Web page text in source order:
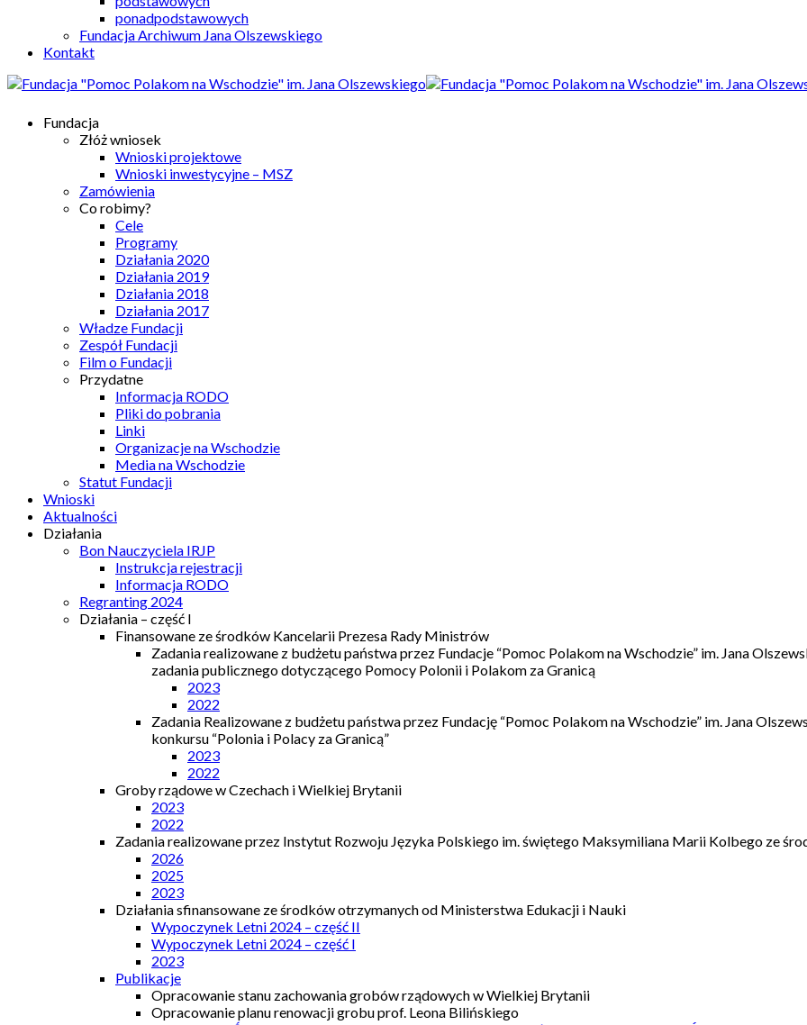
ponadpodstawowych
Fundacja Archiwum Jana Olszewskiego
Kontakt
Fundacja
Złóż wniosek
Wnioski projektowe
Wnioski inwestycyjne – MSZ
Zamówienia
Co robimy?
Cele
Programy
Działania 2020
Działania 2019
Działania 2018
Działania 2017
Władze Fundacji
Zespół Fundacji
Film o Fundacji
Przydatne
Informacja RODO
Pliki do pobrania
Linki
Organizacje na Wschodzie
Media na Wschodzie
Statut Fundacji
Wnioski
Aktualności
Działania
Bon Nauczyciela IRJP
Instrukcja rejestracji
Informacja RODO
Regranting 2024
Działania – część I
Finansowane ze środków Kancelarii Prezesa Rady Ministrów
Zadania realizowane z budżetu państwa przez Fundacje “Pomoc Polakom na Wschodzie” im. Jana
zadania publicznego dotyczącego Pomocy Polonii i Polakom za Granicą
2023
2022
Zadania Realizowane z budżetu państwa przez Fundację “Pomoc Polakom na Wschodzie” im. Jana
konkursu “Polonia i Polacy za Granicą”
2023
2022
Groby rządowe w Czechach i Wielkiej Brytanii
2023
2022
Zadania realizowane przez Instytut Rozwoju Języka Polskiego im. świętego Maksymiliana Marii Kolbego ze
2026
2025
2023
Działania sfinansowane ze środków otrzymanych od Ministerstwa Edukacji i Nauki
Wypoczynek Letni 2024 – część II
Wypoczynek Letni 2024 – część I
2023
Publikacje
Opracowanie stanu zachowania grobów rządowych w Wielkiej Brytanii
Opracowanie planu renowacji grobu prof. Leona Bilińskiego